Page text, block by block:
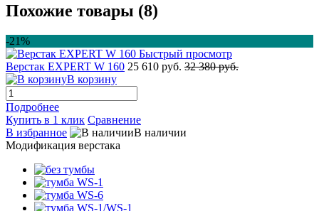
Похожие товары (8)
-21%
Быстрый просмотр
Верстак EXPERT W 160 25 610 руб. 32 380 руб.
В корзину
Подробнее
Купить в 1 клик Сравнение
В избранное
В наличии
Модификация верстака